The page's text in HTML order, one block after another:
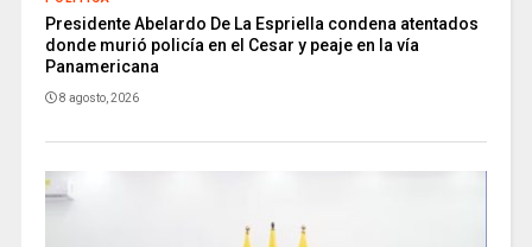
Presidente Abelardo De La Espriella condena atentados
donde murió policía en el Cesar y peaje en la vía
Panamericana
8 agosto, 2026